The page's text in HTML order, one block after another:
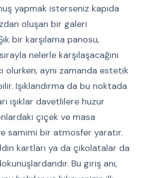
yapmak isterseniz kapıda
oluşan bir galeri
bir karşılama panosu,
nelerle karşılaşacağını
olurken, aynı zamanda estetik
Işıklandırma da bu noktada
ışıklar davetlilere huzur
çiçek ve masa
samimi bir atmosfer yaratır.
kartları ya da çikolatalar da
Bu giriş anı,